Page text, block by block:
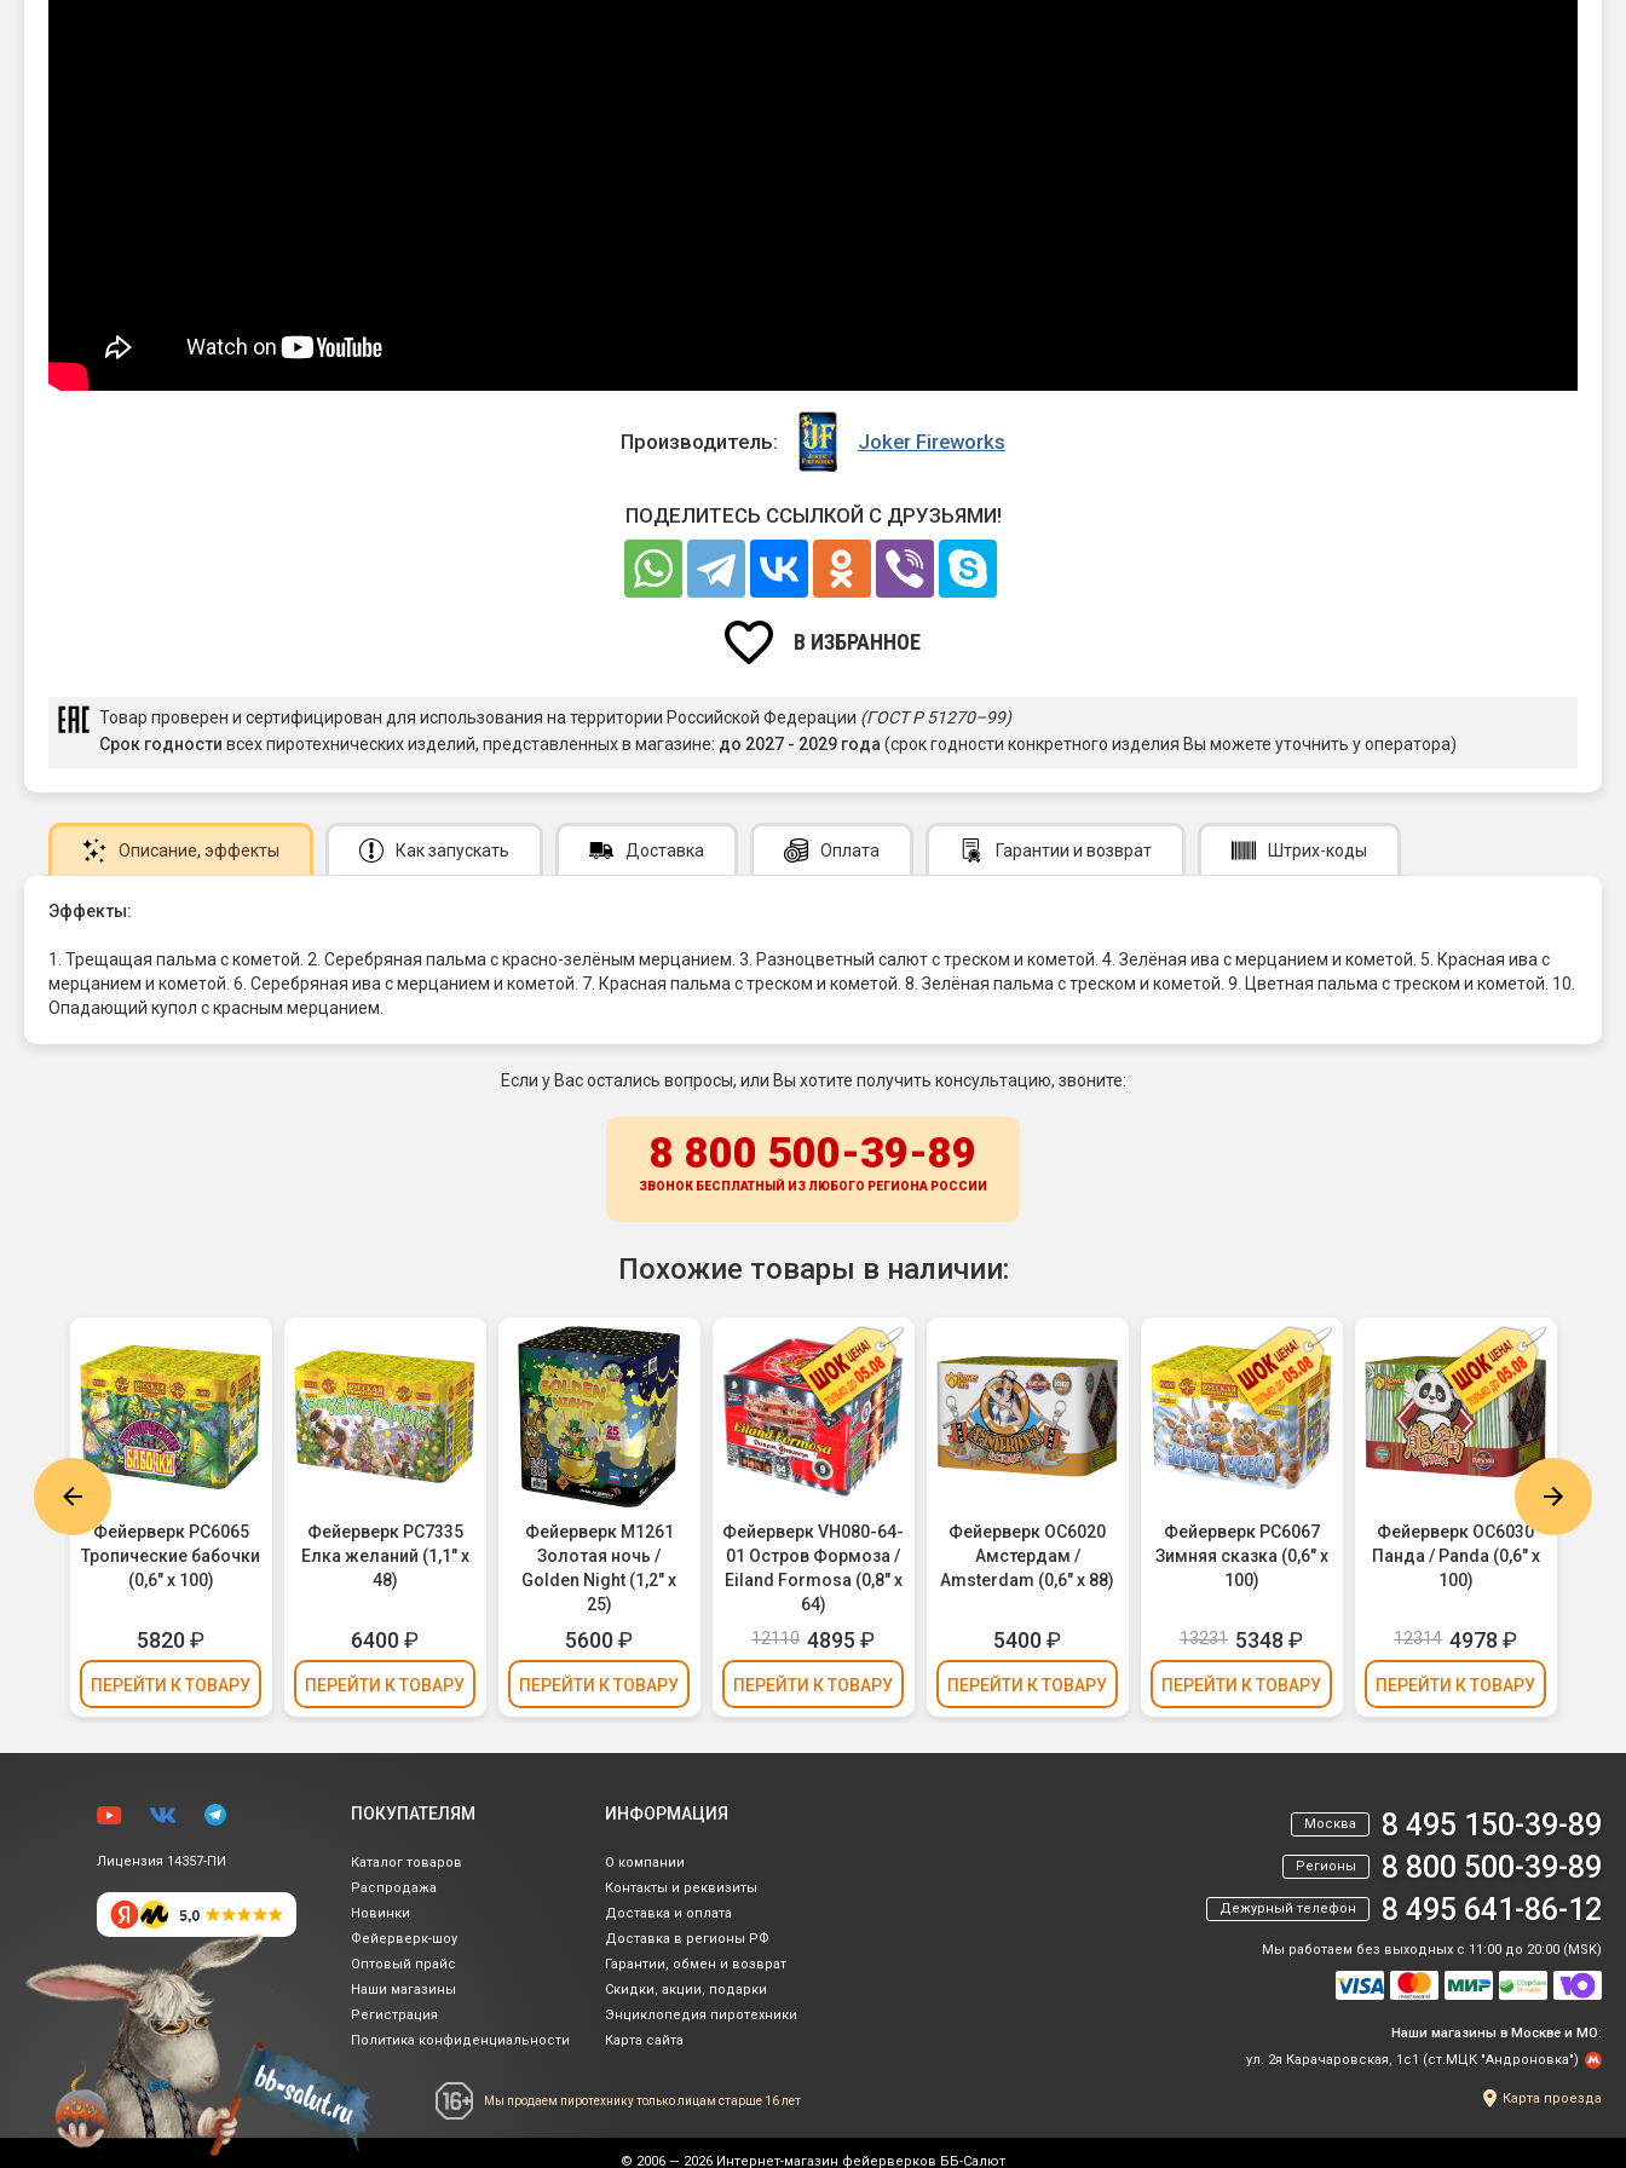
Производитель: Joker Fireworks
ПОДЕЛИТЕСЬ ССЫЛКОЙ С ДРУЗЬЯМИ!
В ИЗБРАННОЕ
Товар проверен и сертифицирован для использования на территории Российской Федерации (ГОСТ Р 51270–99)
Срок годности всех пиротехнических изделий, представленных в магазине: до 2027 - 2029 года(срок годности конкретного изделия Вы можете уточнить у оператора)
Описание, эффекты Как запускать Доставка Оплата Гарантии и возврат Штрих-коды
Эффекты:
1. Трещащая пальма с кометой. 2. Серебряная пальма с красно-зелёным мерцанием. 3. Разноцветный салют с треском и кометой. 4. Зелёная ива с мерцанием и кометой. 5. Красная ива с
мерцанием и кометой. 6. Серебряная ива с мерцанием и кометой. 7. Красная пальма с треском и кометой. 8. Зелёная пальма с треском и кометой. 9. Цветная пальма с треском и кометой. 10.
Опадающий купол с красным мерцанием.
Если у Вас остались вопросы, или Вы хотите получить консультацию, звоните:
8 800 500-39-89
ЗВОНОК БЕСПЛАТНЫЙ ИЗ ЛЮБОГО РЕГИОНА РОССИИ
Похожие товары в наличии:
Фейерверк РС6065
Тропические бабочки
(0,6" х 100)
5820₽
ПЕРЕЙТИ К ТОВАРУ
Фейерверк РС7335
Елка желаний (1,1" х
48)
6400₽
ПЕРЕЙТИ К ТОВАРУ
Фейерверк M1261
Золотая ночь /
Golden Night (1,2" х
25)
5600₽
ПЕРЕЙТИ К ТОВАРУ
Фейерверк VH080-64-
01 Остров Формоза /
Eiland Formosa (0,8" х
64)
12110 4895 ₽
ПЕРЕЙТИ К ТОВАРУ
Фейерверк ОС6020
Амстердам /
Amsterdam (0,6" х 88)
5400₽
ПЕРЕЙТИ К ТОВАРУ
Фейерверк РС6067
Зимняя сказка (0,6" х
100)
13231 5348 ₽
ПЕРЕЙТИ К ТОВАРУ
Фейерверк ОС6030
Панда / Panda (0,6" х
100)
12314 4978 ₽
ПЕРЕЙТИ К ТОВАРУ
Лицензия 14357-ПИ
ПОКУПАТЕЛЯМ
Каталог товаров
Распродажа
Новинки
Фейерверк-шоу
Оптовый прайс
Наши магазины
Регистрация
Политика конфиденциальности
ИНФОРМАЦИЯ
О компании
Контакты и реквизиты
Доставка и оплата
Доставка в регионы РФ
Гарантии, обмен и возврат
Скидки, акции, подарки
Энциклопедия пиротехники
Карта сайта
Мы продаем пиротехнику только лицам старше 16 лет
Москва 8 495 150-39-89
Регионы 8 800 500-39-89
Дежурный телефон 8 495 641-86-12
Мы работаем без выходных с 11:00 до 20:00 (MSK)
Наши магазины в Москве и МО:
ул. 2я Карачаровская, 1с1 (ст.МЦК "Андроновка")
Карта проезда
© 2006 — 2026 Интернет-магазин фейерверков ББ-Салют